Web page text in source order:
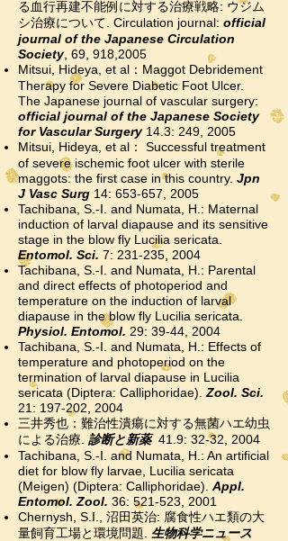
る血行再建不能例に対する治療戦略: ウジム
シ治療について. Circulation journal: official
journal of the Japanese Circulation
Society, 69, 918,2005
Mitsui, Hideya, et al：Maggot Debridement
Therapy for Severe Diabetic Foot Ulcer.
The Japanese journal of vascular surgery:
official journal of the Japanese Society
for Vascular Surgery14.3: 249, 2005
Mitsui, Hideya, et al： Successful treatment
of severe ischemic foot ulcer with sterile
maggots: the first case in this country. Jpn
J Vasc Surg 14: 653-657, 2005
Tachibana, S.-I. and Numata, H.: Maternal
induction of larval diapause and its sensitive
stage in the blow fly Lucilia sericata.
Entomol. Sci. 7: 231-235, 2004
Tachibana, S.-I. and Numata, H.: Parental
and direct effects of photoperiod and
temperature on the induction of larval
diapause in the blow fly Lucilia sericata.
Physiol. Entomol. 29: 39-44, 2004
Tachibana, S.-I. and Numata, H.: Effects of
temperature and photoperiod on the
termination of larval diapause in Lucilia
sericata (Diptera: Calliphoridae). Zool. Sci.
21: 197-202, 2004
三井秀也：難治性潰瘍に対する無菌ハエ幼虫
による治療. 診断と新薬41.9: 32-32, 2004
Tachibana, S.-I. and Numata, H.: An artificial
diet for blow fly larvae, Lucilia sericata
(Meigen) (Diptera: Calliphoridae). Appl.
Entomol. Zool. 36: 521-523, 2001
Chernysh, S.I., 沼田英治: 腐食性ハエ類の大
量飼育工場と環境問題. 生物科学ニュース